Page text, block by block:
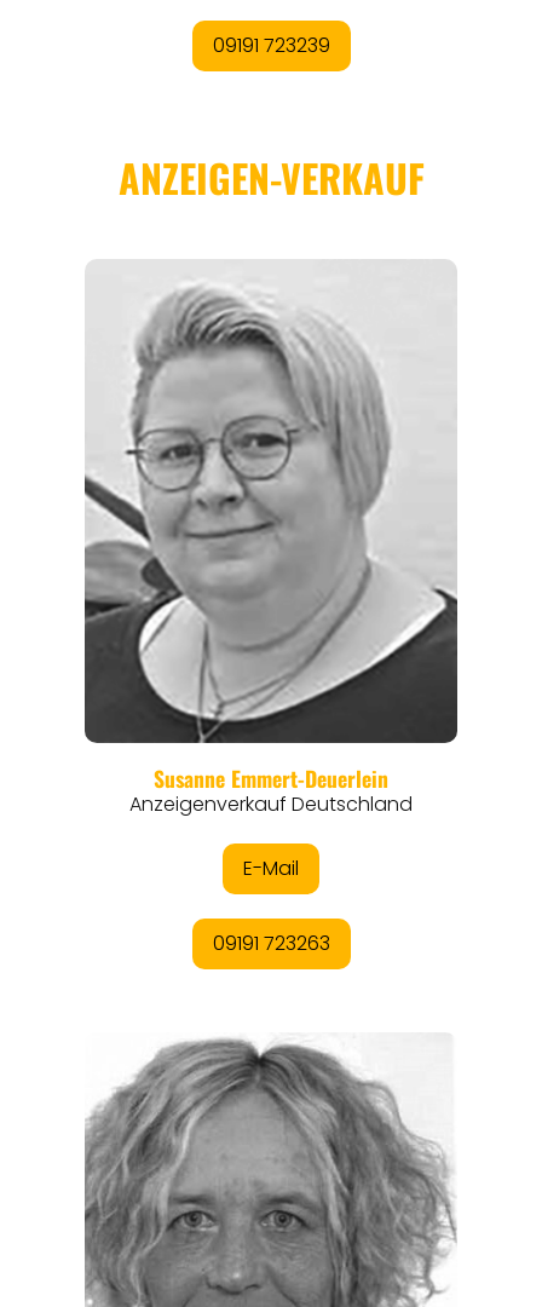
REGIONEN
ORTE
EVENTS
REISEFÜHRER
REISEMAGAZINE
THEMEN
ANGEBOTE